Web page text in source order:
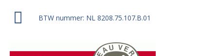
BTW nummer: NL 8208.75.107.B.01